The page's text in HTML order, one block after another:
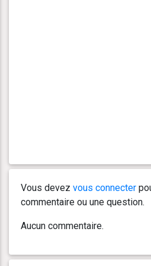
Vous devez vous connecter
commentaire ou une question.
Aucun commentaire.